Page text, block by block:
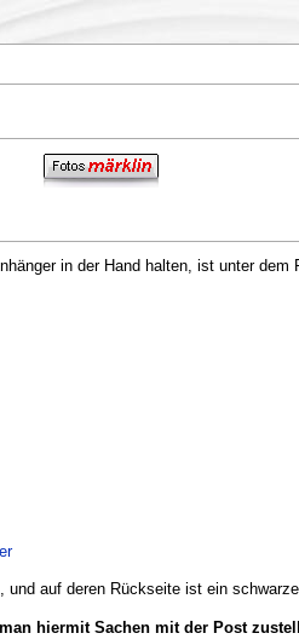
in der Hand halten, ist unter dem
auf deren Rückseite ist ein
hiermit Sachen mit der Post